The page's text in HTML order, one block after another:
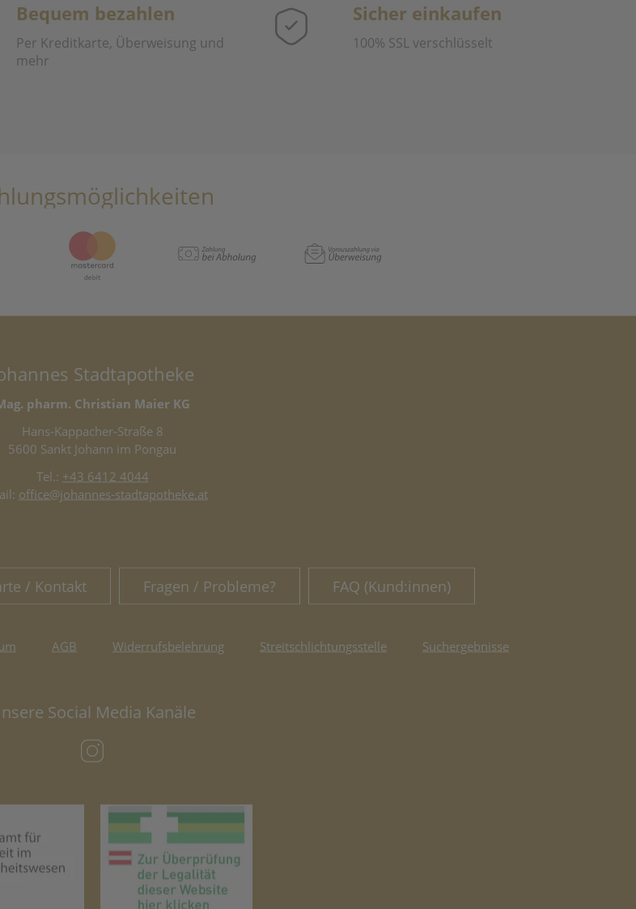
Bequem bezahlen
Per Kreditkarte, Überweisung und
mehr
Sicher einkaufen
100% SSL verschlüsselt
Stadtapotheke
pharm. Christian Maier KG
Hans-Kappacher-Straße 8
5600 Sankt Johann im Pongau
Tel.: +43 6412 4044
office@johannes-stadtapotheke.at
/ Kontakt Fragen / Probleme? FAQ (Kund:innen)
AGB Widerrufsbelehrung Streitschlichtungsstelle Suchergebnisse
Social Media Kanäle
(öffnet in neuem Tab)